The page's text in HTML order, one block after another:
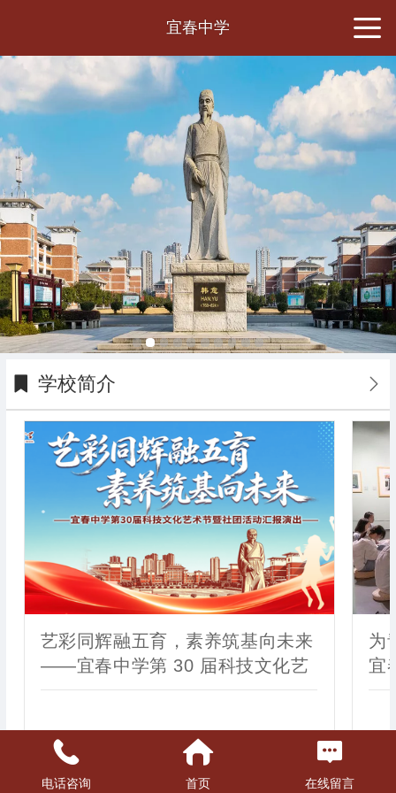
宜春中学
学校简介
艺彩同辉融五育，素养筑基向未来
——宜春中学第 30 届科技文化艺
术节暨社团活动汇报演出圆满落幕
为
宜
活
电话咨询 首页 在线留言